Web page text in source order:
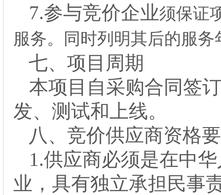
7.参与竞价企业须保证
服务。同时列明其后的服
七、 项目周期
本项目自采购合同签
发、测试和上线。
八、 竞价供应商资格
1.供应商必须是在中
业，具有独立承担民事